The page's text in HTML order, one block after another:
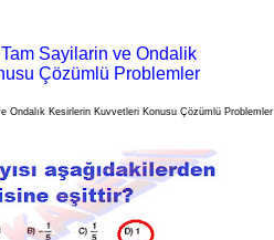
Sayilarin ve Ondalik
Çözümlü Problemler
Ondalık Kesirlerin Kuvvetleri Konusu Çözümlü Problemler